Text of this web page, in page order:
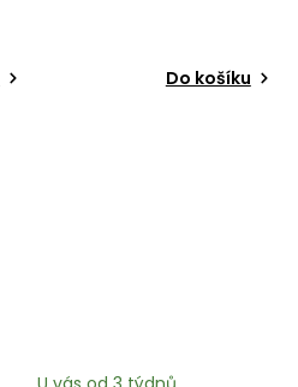
Do košíku